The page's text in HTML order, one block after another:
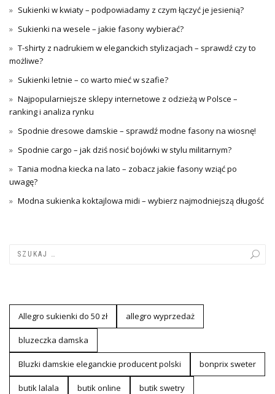
Sukienki w kwiaty – podpowiadamy z czym łączyć je jesienią?
Sukienki na wesele – jakie fasony wybierać?
T-shirty z nadrukiem w eleganckich stylizacjach – sprawdź czy to
możliwe?
Sukienki letnie – co warto mieć w szafie?
Najpopularniejsze sklepy internetowe z odzieżą w Polsce –
ranking i analiza rynku
Spodnie dresowe damskie – sprawdź modne fasony na wiosnę!
Spodnie cargo – jak dziś nosić bojówki w stylu militarnym?
Tania modna kiecka na lato – zobacz jakie fasony wziąć po
uwagę?
Modna sukienka koktajlowa midi – wybierz najmodniejszą długość
Allegro sukienki do 50 zł allegro wyprzedaż
bluzeczka damska
Bluzki damskie eleganckie producent polski bonprix sweter
butik lalala butik online butik swetry